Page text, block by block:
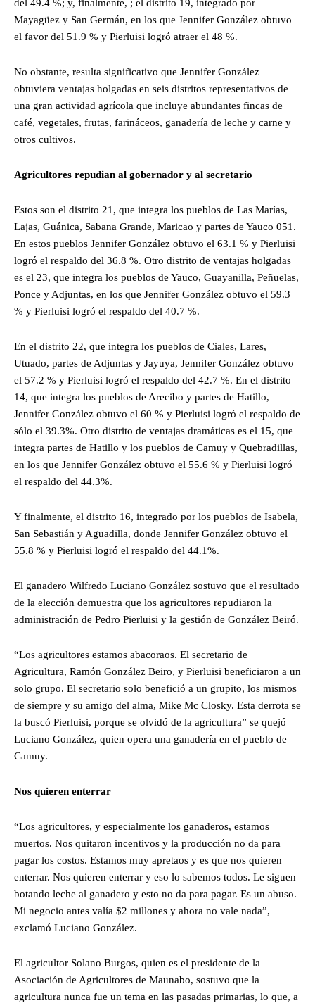
del 49.4 %; y, finalmente, ; el distrito 19, integrado por
Mayagüez y San Germán, en los que Jennifer González obtuvo
el favor del 51.9 % y Pierluisi logró atraer el 48 %.
No obstante, resulta significativo que Jennifer González
obtuviera ventajas holgadas en seis distritos representativos de
una gran actividad agrícola que incluye abundantes fincas de
café, vegetales, frutas, farináceos, ganadería de leche y carne y
otros cultivos.
Agricultores repudian al gobernador y al secretario
Estos son el distrito 21, que integra los pueblos de Las Marías,
Lajas, Guánica, Sabana Grande, Maricao y partes de Yauco 051.
En estos pueblos Jennifer González obtuvo el 63.1 % y Pierluisi
logró el respaldo del 36.8 %. Otro distrito de ventajas holgadas
es el 23, que integra los pueblos de Yauco, Guayanilla, Peñuelas,
Ponce y Adjuntas, en los que Jennifer González obtuvo el 59.3
% y Pierluisi logró el respaldo del 40.7 %.
En el distrito 22, que integra los pueblos de Ciales, Lares,
Utuado, partes de Adjuntas y Jayuya, Jennifer González obtuvo
el 57.2 % y Pierluisi logró el respaldo del 42.7 %. En el distrito
14, que integra los pueblos de Arecibo y partes de Hatillo,
Jennifer González obtuvo el 60 % y Pierluisi logró el respaldo de
sólo el 39.3%. Otro distrito de ventajas dramáticas es el 15, que
integra partes de Hatillo y los pueblos de Camuy y Quebradillas,
en los que Jennifer González obtuvo el 55.6 % y Pierluisi logró
el respaldo del 44.3%.
Y finalmente, el distrito 16, integrado por los pueblos de Isabela,
San Sebastián y Aguadilla, donde Jennifer González obtuvo el
55.8 % y Pierluisi logró el respaldo del 44.1%.
El ganadero Wilfredo Luciano González sostuvo que el resultado
de la elección demuestra que los agricultores repudiaron la
administración de Pedro Pierluisi y la gestión de González Beiró.
“Los agricultores estamos abacoraos. El secretario de
Agricultura, Ramón González Beiro, y Pierluisi beneficiaron a un
solo grupo. El secretario solo benefició a un grupito, los mismos
de siempre y su amigo del alma, Mike Mc Closky. Esta derrota se
la buscó Pierluisi, porque se olvidó de la agricultura” se quejó
Luciano González, quien opera una ganadería en el pueblo de
Camuy.
Nos quieren enterrar
“Los agricultores, y especialmente los ganaderos, estamos
muertos. Nos quitaron incentivos y la producción no da para
pagar los costos. Estamos muy apretaos y es que nos quieren
enterrar. Nos quieren enterrar y eso lo sabemos todos. Le siguen
botando leche al ganadero y esto no da para pagar. Es un abuso.
Mi negocio antes valía $2 millones y ahora no vale nada”,
exclamó Luciano González.
El agricultor Solano Burgos, quien es el presidente de la
Asociación de Agricultores de Maunabo, sostuvo que la
agricultura nunca fue un tema en las pasadas primarias, lo que, a